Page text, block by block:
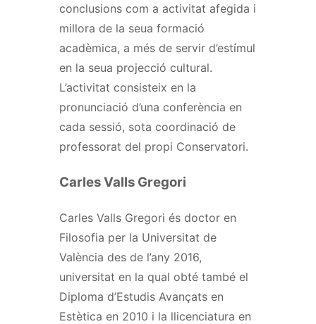
conclusions com a activitat afegida i
millora de la seua formació
acadèmica, a més de servir d’estímul
en la seua projecció cultural.
L’activitat consisteix en la
pronunciació d’una conferència en
cada sessió, sota coordinació de
professorat del propi Conservatori.
Carles Valls Gregori
Carles Valls Gregori és doctor en
Filosofia per la Universitat de
València des de l’any 2016,
universitat en la qual obté també el
Diploma d’Estudis Avançats en
Estètica en 2010 i la llicenciatura en